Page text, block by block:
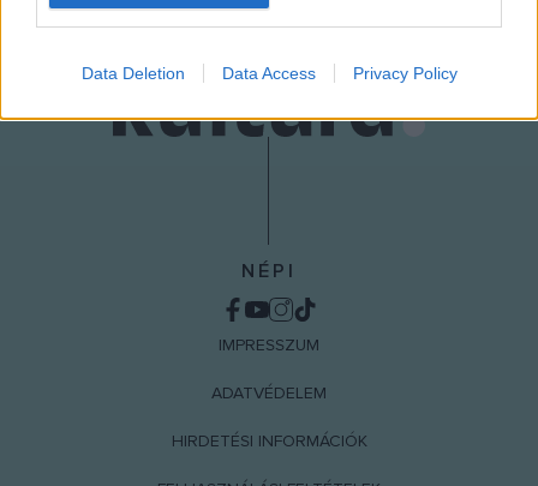
I want to allow Google to enable storage
device identifiers in apps.
I want to allow Google to enable storage
related to functionality of the website or app.
I want to allow Google to enable storage
functionality and fraud prevention, and other
Data Deletion Data Access Privacy Policy
NÉPI
IMPRESSZUM
ADATVÉDELEM
HIRDETÉSI INFORMÁCIÓK